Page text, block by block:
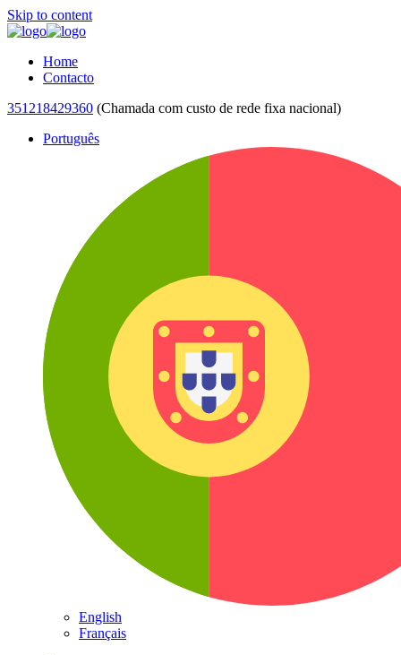
Skip to content
Home
Contacto
351218429360 (Chamada com custo de rede fixa nacional)
Português
English
Français